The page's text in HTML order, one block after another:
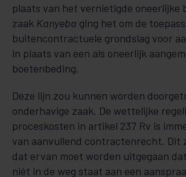
plaats van het vernietigde oneerlijke
zaak Kanyeba ging het om de
buitencontractuele grondslag voor
in plaats van een als oneerlijk
boetenbeding.
Deze lijn zou kunnen worden
onderhavige zaak. De wettelijke
proceskosten in artikel 237 Rv is
van aanvullend contractenrecht. Dit
dat ervan moet worden uitgegaan
niét in de weg staat aan een